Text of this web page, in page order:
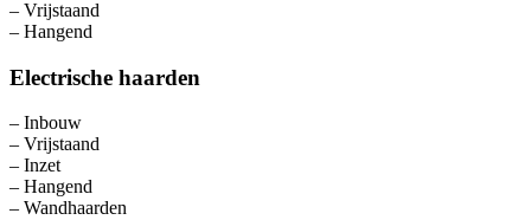
– Vrijstaand
– Hangend
Electrische haarden
– Inbouw
– Vrijstaand
– Inzet
– Hangend
– Wandhaarden